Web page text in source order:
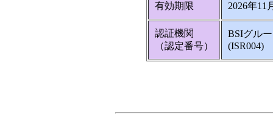
有効期限 2026年11
認証機関
（認定番号）
BSIグル
(ISR004)